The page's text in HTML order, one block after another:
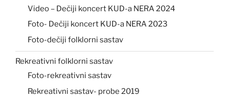
Video – Dečiji koncert KUD-a NERA 2024
Foto- Dečiji koncert KUD-a NERA 2023
Foto-dečiji folklorni sastav
Rekreativni folklorni sastav
Foto-rekreativni sastav
Rekreativni sastav- probe 2019